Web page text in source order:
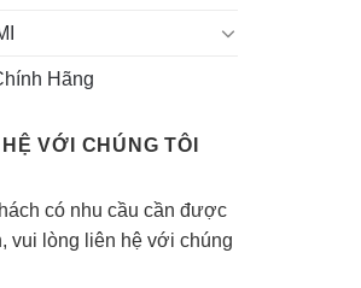
Hãng
VỚI CHÚNG TÔI
có nhu cầu cần được
vui lòng liên hệ với chúng